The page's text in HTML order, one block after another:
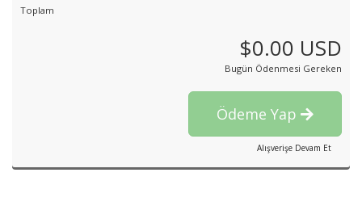
Toplam
$0.00 USD
Bugün Ödenmesi Gereken
Ödeme Yap
Alışverişe Devam Et